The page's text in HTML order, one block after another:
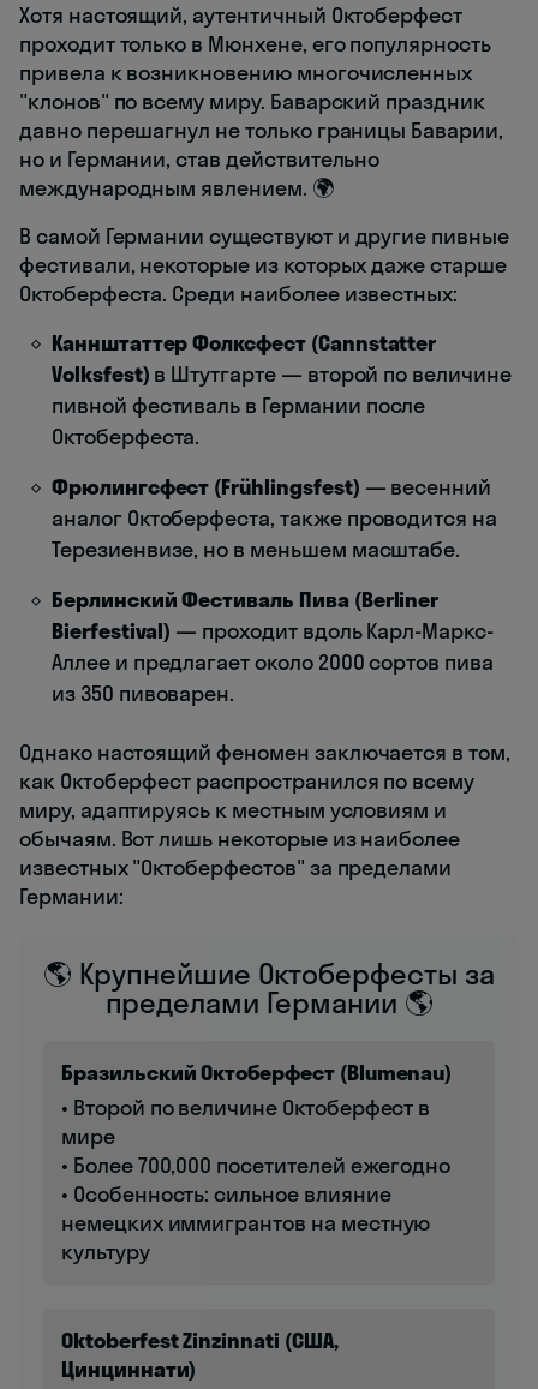
Хотя настоящий, аутентичный Октоберфест
проходит только в Мюнхене, его популярность
привела к возникновению многочисленных
"клонов" по всему миру. Баварский праздник
давно перешагнул не только границы Баварии,
но и Германии, став действительно
международным явлением. 🌍
В самой Германии существуют и другие пивные
фестивали, некоторые из которых даже старше
Октоберфеста. Среди наиболее известных:
Каннштаттер Фолксфест (Cannstatter
Volksfest) в Штутгарте — второй по величине
пивной фестиваль в Германии после
Октоберфеста.
Фрюлингсфест (Frühlingsfest) — весенний
аналог Октоберфеста, также проводится на
Терезиенвизе, но в меньшем масштабе.
Берлинский Фестиваль Пива (Berliner
Bierfestival) — проходит вдоль Карл-Маркс-
Аллее и предлагает около 2000 сортов пива
из 350 пивоварен.
Однако настоящий феномен заключается в том,
как Октоберфест распространился по всему
миру, адаптируясь к местным условиям и
обычаям. Вот лишь некоторые из наиболее
известных "Октоберфестов" за пределами
Германии:
🌎 Крупнейшие Октоберфесты за
пределами Германии 🌎
Бразильский Октоберфест (Blumenau)
• Второй по величине Октоберфест в
мире
• Более 700,000 посетителей ежегодно
• Особенность: сильное влияние
немецких иммигрантов на местную
культуру
Oktoberfest Zinzinnati (США,
Цинциннати)